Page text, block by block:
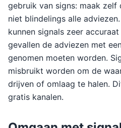
gebruik van signs: maak zelf
niet blindelings alle
kunnen signals zeer
gevallen de adviezen met
genomen moeten worden.
misbruikt worden om de
drijven of omlaag te halen.
gratis kanalen.